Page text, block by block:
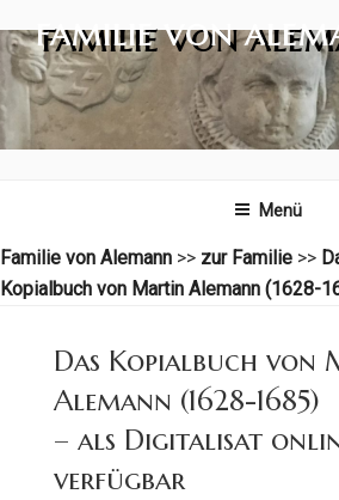
Inhalt
springen
FAMILIE VON
Menü
Familie von Alemann >> zur Familie >>
Kopialbuch von Martin Alemann (1628-
Das Kopialbuch von
Alemann (1628-1685)
– als Digitalisat
verfügbar